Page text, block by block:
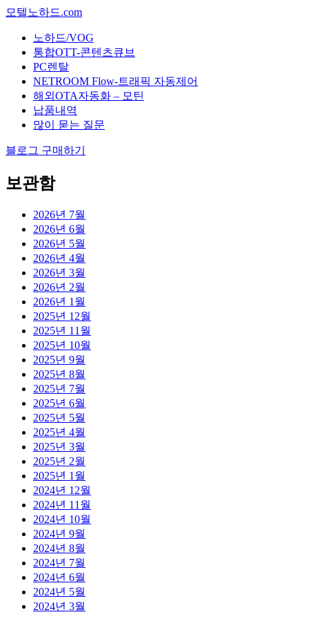
모텔노하드.com
노하드/VOG
통합OTT-콘텐츠큐브
PC렌탈
NETROOM Flow-트래픽 자동제어
해외OTA자동화 – 모틴
납품내역
많이 묻는 질문
블로그 구매하기
보관함
2026년 7월
2026년 6월
2026년 5월
2026년 4월
2026년 3월
2026년 2월
2026년 1월
2025년 12월
2025년 11월
2025년 10월
2025년 9월
2025년 8월
2025년 7월
2025년 6월
2025년 5월
2025년 4월
2025년 3월
2025년 2월
2025년 1월
2024년 12월
2024년 11월
2024년 10월
2024년 9월
2024년 8월
2024년 7월
2024년 6월
2024년 5월
2024년 3월